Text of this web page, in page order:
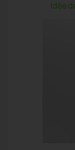
Idée